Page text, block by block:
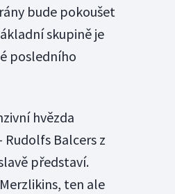
bude pokoušet
skupině je
posledního
hvězda
Rudolfs Balcers z
představí.
ten ale